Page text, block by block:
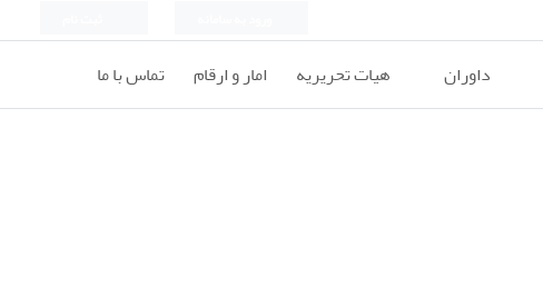
داوران هیات تحریریه امار و ارقام تماس با ما